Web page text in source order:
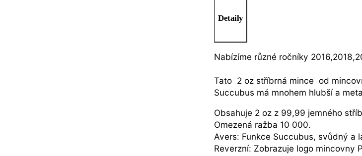
Detaily
Nabízíme různé ročníky
Tato 2 oz stříbrná mince od
Succubus má mnohem hlubší a
Obsahuje 2 oz z 99,99 jemného
Omezená ražba 10 000.
Avers: Funkce Succubus, svůdný a
Reverzní: Zobrazuje logo mincovny